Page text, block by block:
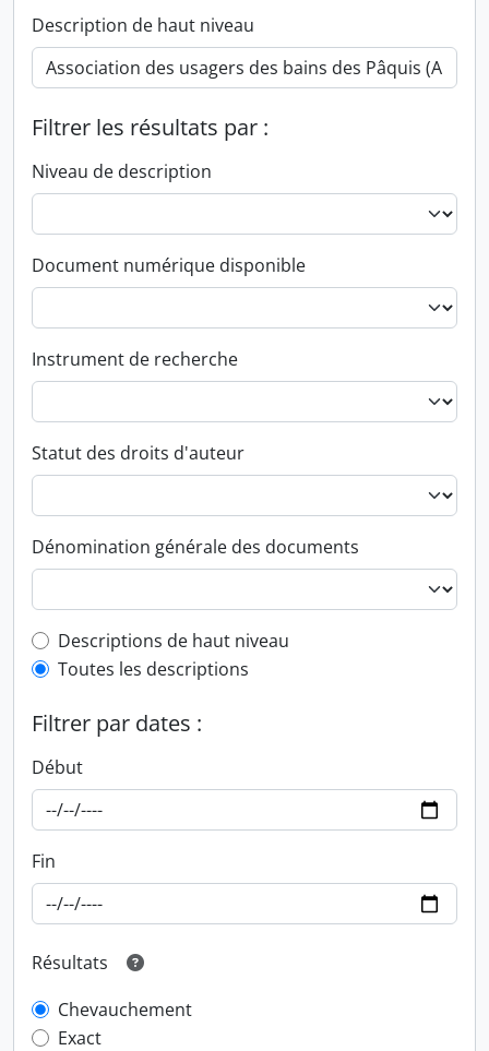
Description de haut niveau
Filtrer les résultats par :
Niveau de description
Document numérique disponible
Instrument de recherche
Statut des droits d'auteur
Dénomination générale des documents
Top-level description filter
Descriptions de haut niveau
Toutes les descriptions
Filtrer par dates :
Début
Fin
Résultats
Chevauchement
Exact